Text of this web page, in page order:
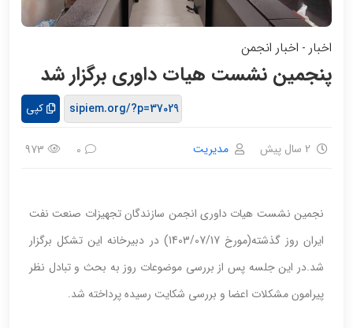
اخبار - اخبار انجمن
پنجمین نشست هیات داوری برگزار شد
کپی
2 سال پیش مدیریت 0
973
نجمین نشست هیات داوری انجمن سازندگان تجهیزات صنعت نفت
ایران روز گذشته(مورخ 1403/07/17) در دبیرخانه این تشکل برگزار
شد.در این جلسه پس از بررسی موضوعات روز به بحث و تبادل نظر
پیرامون مشکلات اعضا و بررسی شکایت رسیده پرداخته شد.